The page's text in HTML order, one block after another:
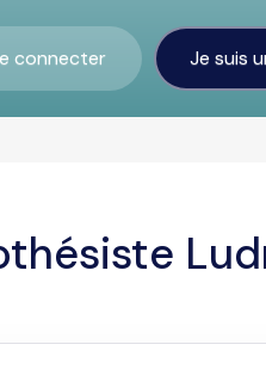
connecter Je suis